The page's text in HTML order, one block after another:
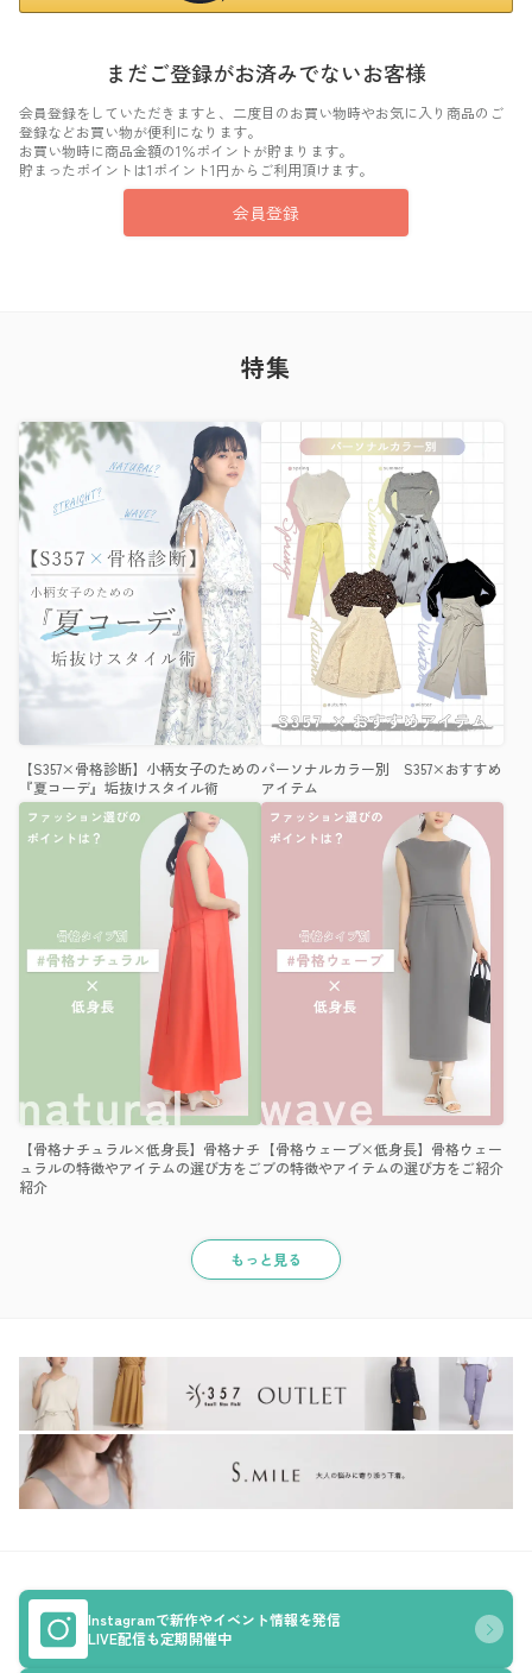
まだご登録がお済みでないお客様
会員登録をしていただきますと、二度目のお買い物時やお気に入り商品のご
登録などお買い物が便利になります。
お買い物時に商品金額の1％ポイントが貯まります。
貯まったポイントは1ポイント1円からご利用頂けます。
会員登録
特集
【S357×骨格診断】小柄女子のための
『夏コーデ』垢抜けスタイル術
パーソナルカラー別 S357×おすすめ
アイテム
【骨格ナチュラル×低身長】骨格ナチ
ュラルの特徴やアイテムの選び方をご
紹介
【骨格ウェーブ×低身長】骨格ウェー
ブの特徴やアイテムの選び方をご紹介
もっと見る
Instagramで新作やイベント情報を発信
LIVE配信も定期開催中